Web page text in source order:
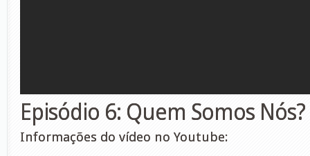
Episódio 6: Quem Somos Nós?
Informações do vídeo no Youtube: